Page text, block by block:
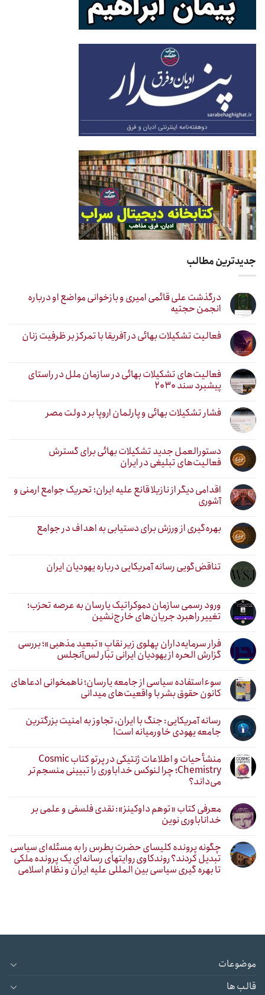
جدیدترین مطالب
درگذشت علی قائمی امیری و بازخوانی مواضع او درباره
انجمن حجتیه
فعالیت تشکیلات بهائی در آفریقا با تمرکز بر ظرفیت زنان
فعالیت‌های تشکیلات بهائی در سازمان ملل در راستای
پیشبرد سند ۲۰۳۰
فشار تشکیلات بهائی و پارلمان اروپا بر دولت مصر
دستورالعمل جدید تشکیلات بهائی برای گسترش
فعالیت‌های تبلیغی در ایران
اقدامی دیگر از نازیلا قانع علیه ایران؛ تحریک جوامع ارمنی و
آشوری
بهره‌گیری از ورزش برای دستیابی به اهداف در جوامع
تناقض‌گویی رسانه آمریکایی درباره یهودیان ایران
ورود رسمی سازمان دموکراتیک یارسان به عرصه تحزب؛
تغییر راهبرد جریان‌های خارج‌نشین
فرار سرمایه‌داران پهلوی زیر نقابِ «تبعید مذهبی»؛ بررسی
گزارش الحره از یهودیان ایرانی تبار لس‌آنجلس
سوءاستفاده سیاسی از جامعه یارسان؛ ناهمخوانی ادعاهای
کانون حقوق بشر با واقعیت‌های میدانی
رسانه آمریکایی: جنگ با ایران، تجاوز به امنیت بزرگترین
جامعه یهودی خاورمیانه است!
منشأ حیات و اطلاعات ژنتیکی در پرتو کتاب Cosmic
Chemistry؛ چرا لنوکس خداباوری را تبیینی منسجم‌تر
می‌داند؟
معرفی کتاب «توهم داوکینز»: نقدی فلسفی و علمی بر
خداناباوری نوین
چگونه پرونده کلیسای حضرت پطرس را به مسئله‌ای سیاسی
تبدیل کردند؟ روندکاوی روایتهای رسانه‌ایِ یک پرونده ملکی
تا بهره گیری سیاسی بین المللی علیه ایران و نظام اسلامی
موضوعات
قالب ها